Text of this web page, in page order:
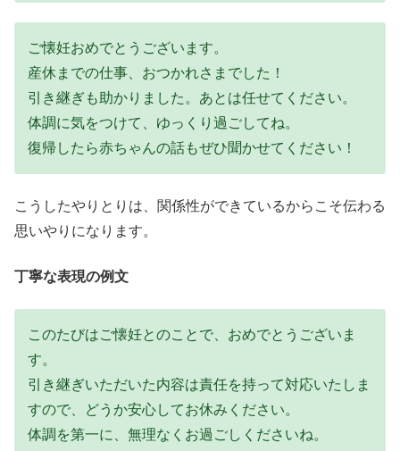
ご懐妊おめでとうございます。
産休までの仕事、おつかれさまでした！
引き継ぎも助かりました。あとは任せてください。
体調に気をつけて、ゆっくり過ごしてね。
復帰したら赤ちゃんの話もぜひ聞かせてください！
こうしたやりとりは、関係性ができているからこそ伝わる
思いやりになります。
丁寧な表現の例文
このたびはご懐妊とのことで、おめでとうございま
す。
引き継ぎいただいた内容は責任を持って対応いたしま
すので、どうか安心してお休みください。
体調を第一に、無理なくお過ごしくださいね。